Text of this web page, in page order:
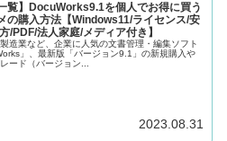
覧】DocuWorks9.1を個人でお得に買う
の購入方法【Windows11/ライセンス/安
/PDF/法人家庭/メディア付き】
造業など、企業に人気の文書管理・編集ソフト
」、最新版「バージョン9.1」の新規購入や
ード（バージョン...
2023.08.31